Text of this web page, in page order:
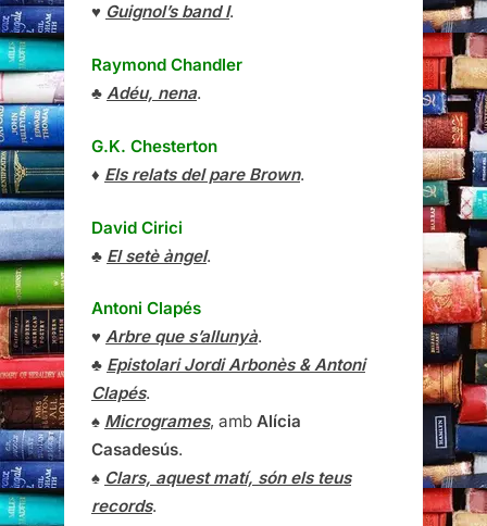
♥ Guignol’s band I.
Raymond Chandler
♣ Adéu, nena.
G.K. Chesterton
♦ Els relats del pare Brown.
David Cirici
♣ El setè àngel.
Antoni Clapés
♥ Arbre que s’allunyà.
♣ Epistolari Jordi Arbonès & Antoni
Clapés.
♠ Microgrames, amb Alícia
Casadesús.
♠ Clars, aquest matí, són els teus
records.